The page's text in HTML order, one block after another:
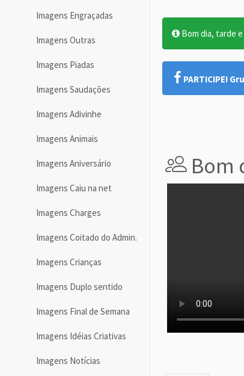
Imagens Engraçadas
Imagens Outras
Imagens Piadas
Imagens Saudações
Imagens Adivinhe
Imagens Animais
Imagens Aniversário
Imagens Caiu na net
Imagens Charges
Imagens Coitado do Admin.
Imagens Crianças
Imagens Duplo sentido
Imagens Final de Semana
Imagens Idéias Criativas
Imagens Notícias
Bom dia, tarde
PARTICIPE!
Bom